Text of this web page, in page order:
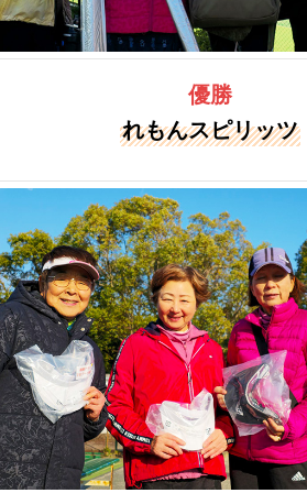
優勝
れもんスピリッツ